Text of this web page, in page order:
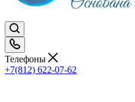
Телефоны
+7(812) 622-07-62